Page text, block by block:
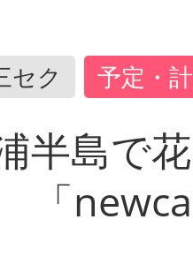
セク 予定・
島で